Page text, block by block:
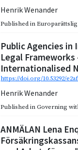
Henrik Wenander
Published in
Public Agencies
Legal
Internationalised
https://doi.org/10.53292/
Henrik Wenander
Published inGoverning
ANMÄLAN Lena